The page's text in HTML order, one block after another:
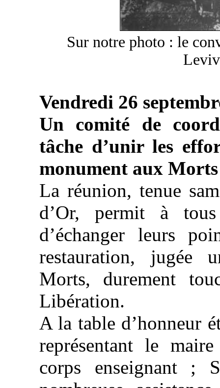
Sur notre photo : le
Vendredi 26
Un comité de
tâche d’unir les
monument aux Morts
La réunion, tenue
d’Or, permit à
d’échanger leurs
restauration, jugée
Morts, durement
Libération.
A la table d’honneur
représentant le
corps enseignant ;